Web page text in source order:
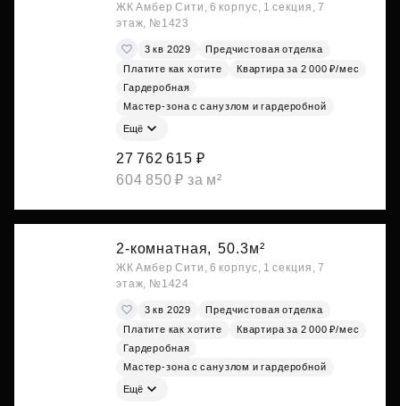
ЖК Амбер Сити, 6 корпус, 1 секция, 7
этаж, №1423
3 кв 2029
Предчистовая отделка
Платите как хотите
Квартира за 2 000 ₽/мес
Гардеробная
Мастер-зона с санузлом и гардеробной
Ещё
27 762 615 ₽
604 850 ₽ за м²
2-комнатная, 50.3м²
ЖК Амбер Сити, 6 корпус, 1 секция, 7
этаж, №1424
3 кв 2029
Предчистовая отделка
Платите как хотите
Квартира за 2 000 ₽/мес
Гардеробная
Мастер-зона с санузлом и гардеробной
Ещё